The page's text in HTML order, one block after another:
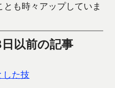
も時々アップしていま
以前の記事
した技